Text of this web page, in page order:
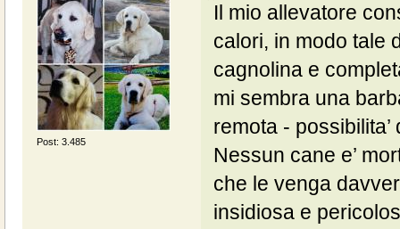
Post: 3.485
Il mio allevatore
calori, in modo tale
cagnolina e
mi sembra una
remota -
Nessun cane e’
che le venga
insidiosa e